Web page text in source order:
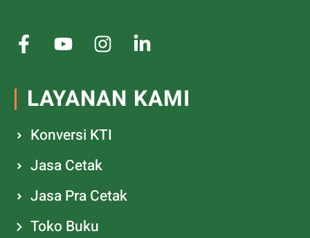
LAYANAN KAMI
Konversi KTI
Jasa Cetak
Jasa Pra Cetak
Toko Buku